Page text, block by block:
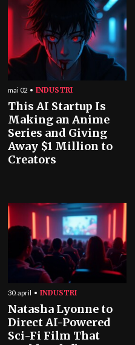
mai 02 INDUSTRI
This AI Startup Is
Making an Anime
Series and Giving
Away $1 Million to
Creators
30. april INDUSTRI
Natasha Lyonne to
Direct AI-Powered
Sci-Fi Film That